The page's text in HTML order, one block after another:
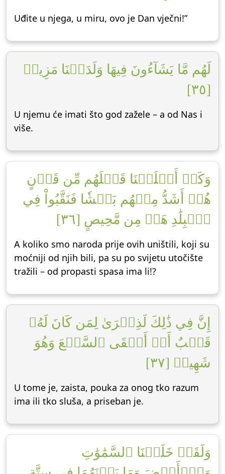
Uđite u njega, u miru, ovo je Dan vječni!”
لَهُم مَّا يَشَآءُونَ فِيهَا وَلَدَيۡنَا مَزِيدٞ
[٣٥]
U njemu će imati što god zažele – a od Nas i
više.
وَكَمۡ أَهۡلَكۡنَا قَبۡلَهُم مِّن قَرۡنٍ
هُمۡ أَشَدُّ مِنۡهُم بَطۡشٗا فَنَقَّبُواْ فِي
ٱلۡبِلَٰدِ هَلۡ مِن مَّحِيصٍ [٣٦]
A koliko smo naroda prije ovih uništili, koji su
moćniji od njih bili, pa su po svijetu utočište
tražili – od propasti spasa ima li!?
إِنَّ فِي ذَٰلِكَ لَذِكۡرَىٰ لِمَن كَانَ لَهُۥ
قَلۡبٌ أَوۡ أَلۡقَى ٱلسَّمۡعَ وَهُوَ
شَهِيدٞ [٣٧]
U tome je, zaista, pouka za onog tko razum
ima ili tko sluša, a priseban je.
وَلَقَدۡ خَلَقۡنَا ٱلسَّمَٰوَٰتِ